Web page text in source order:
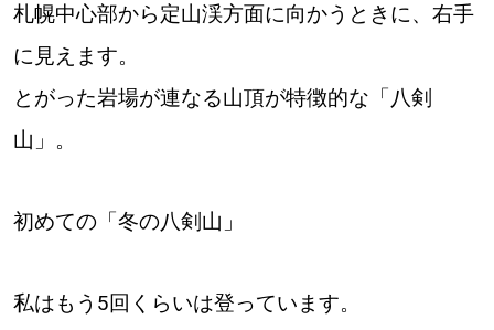
ゆるむ
SitakkeTV
all
札幌中心部から定山渓方面に向かうときに、右手
に見えます。
とがった岩場が連なる山頂が特徴的な「八剣
山」。
初めての「冬の八剣山」
私はもう5回くらいは登っています。